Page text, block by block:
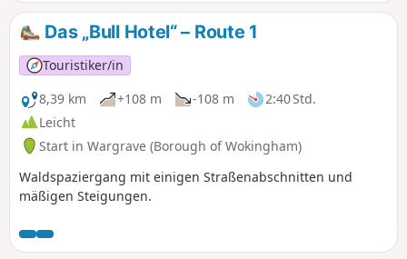
Das „Bull Hotel“ – Route 1
Touristiker/in
8,39 km
+108 m -108 m
2:40 Std.
Leicht
Start in Wargrave (Borough of Wokingham)
Waldspaziergang mit einigen Straßenabschnitten und
mäßigen Steigungen.